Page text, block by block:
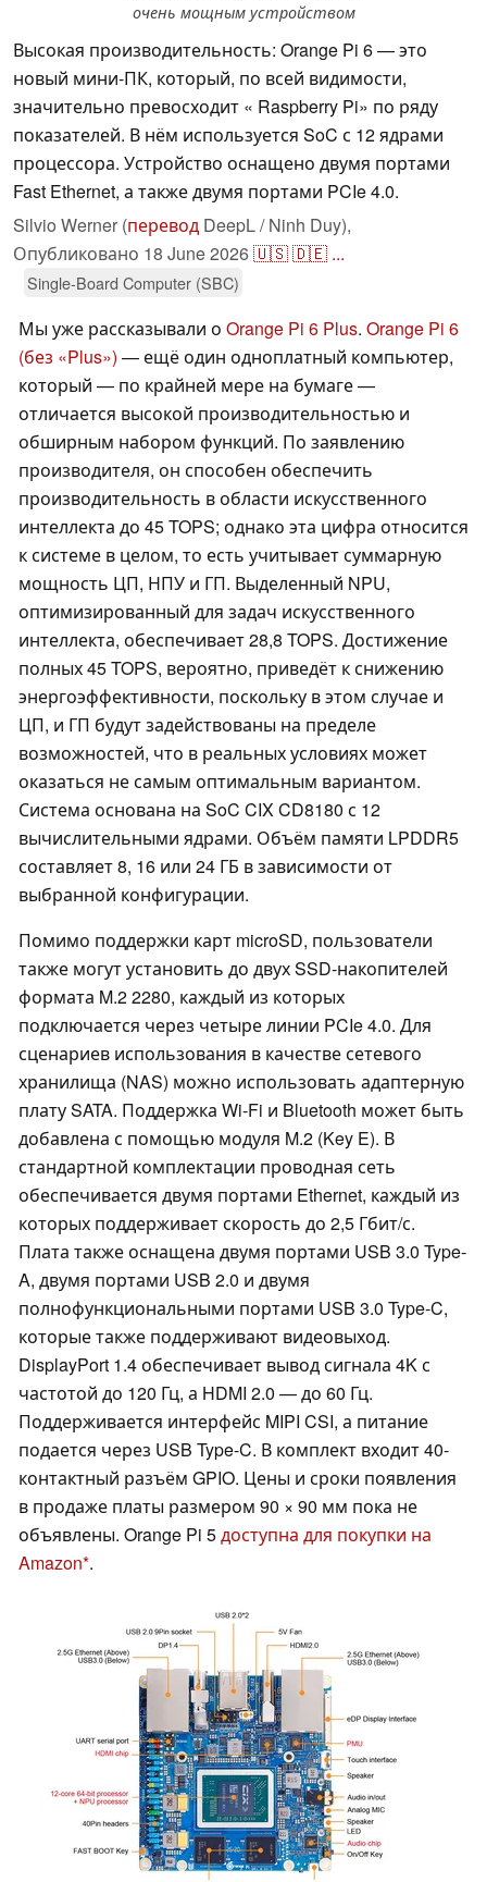
очень мощным устройством
Высокая производительность: Orange Pi 6 — это
новый мини-ПК, который, по всей видимости,
значительно превосходит « Raspberry Pi» по ряду
показателей. В нём используется SoC с 12 ядрами
процессора. Устройство оснащено двумя портами
Fast Ethernet, а также двумя портами PCIe 4.0.
Silvio Werner (перевод DeepL / Ninh Duy),
Опубликовано 18 June 2026🇺🇸🇩🇪 ...
Single-Board Computer (SBC)
Мы уже рассказывали о Orange Pi 6 Plus. Orange Pi 6
(без «Plus») — ещё один одноплатный компьютер,
который — по крайней мере на бумаге —
отличается высокой производительностью и
обширным набором функций. По заявлению
производителя, он способен обеспечить
производительность в области искусственного
интеллекта до 45 TOPS; однако эта цифра относится
к системе в целом, то есть учитывает суммарную
мощность ЦП, НПУ и ГП. Выделенный NPU,
оптимизированный для задач искусственного
интеллекта, обеспечивает 28,8 TOPS. Достижение
полных 45 TOPS, вероятно, приведёт к снижению
энергоэффективности, поскольку в этом случае и
ЦП, и ГП будут задействованы на пределе
возможностей, что в реальных условиях может
оказаться не самым оптимальным вариантом.
Система основана на SoC CIX CD8180 с 12
вычислительными ядрами. Объём памяти LPDDR5
составляет 8, 16 или 24 ГБ в зависимости от
выбранной конфигурации.
Помимо поддержки карт microSD, пользователи
также могут установить до двух SSD-накопителей
формата M.2 2280, каждый из которых
подключается через четыре линии PCIe 4.0. Для
сценариев использования в качестве сетевого
хранилища (NAS) можно использовать адаптерную
плату SATA. Поддержка Wi-Fi и Bluetooth может быть
добавлена с помощью модуля M.2 (Key E). В
стандартной комплектации проводная сеть
обеспечивается двумя портами Ethernet, каждый из
которых поддерживает скорость до 2,5 Гбит/с.
Плата также оснащена двумя портами USB 3.0 Type-
A, двумя портами USB 2.0 и двумя
полнофункциональными портами USB 3.0 Type-C,
которые также поддерживают видеовыход.
DisplayPort 1.4 обеспечивает вывод сигнала 4K с
частотой до 120 Гц, а HDMI 2.0 — до 60 Гц.
Поддерживается интерфейс MIPI CSI, а питание
подается через USB Type-C. В комплект входит 40-
контактный разъём GPIO. Цены и сроки появления
в продаже платы размером 90 × 90 мм пока не
объявлены. Orange Pi 5доступна для покупки на
Amazon .